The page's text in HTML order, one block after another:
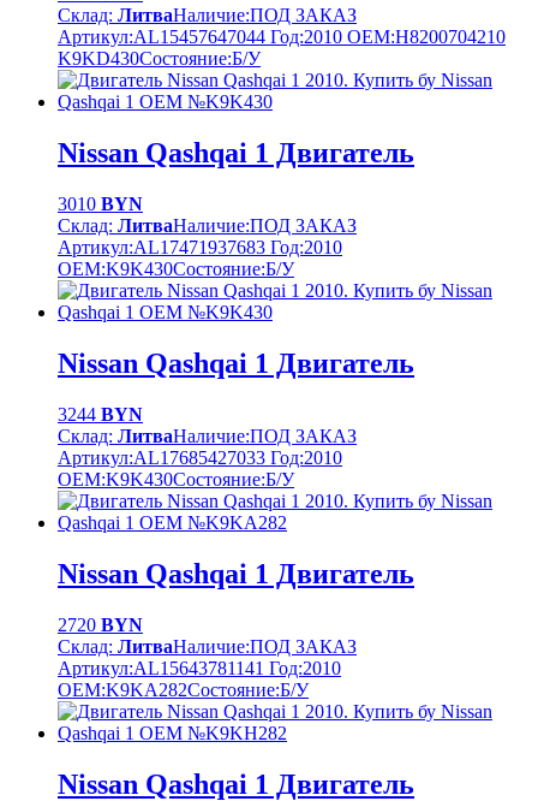
Склад: ЛитваНаличие:ПОД ЗАКАЗ
Артикул:AL15457647044 Год:2010 OEM:H8200704210
K9KD430Cостояние:Б/У
Nissan Qashqai 1 Двигатель
3010 BYN
Склад: ЛитваНаличие:ПОД ЗАКАЗ
Артикул:AL17471937683 Год:2010
OEM:K9K430Cостояние:Б/У
Nissan Qashqai 1 Двигатель
3244 BYN
Склад: ЛитваНаличие:ПОД ЗАКАЗ
Артикул:AL17685427033 Год:2010
OEM:K9K430Cостояние:Б/У
Nissan Qashqai 1 Двигатель
2720 BYN
Склад: ЛитваНаличие:ПОД ЗАКАЗ
Артикул:AL15643781141 Год:2010
OEM:K9KA282Cостояние:Б/У
Nissan Qashqai 1 Двигатель